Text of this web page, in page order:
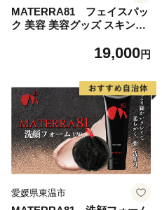
MATERRA81 フェイスパッ
ク 美容 美容グッズ スキンケ
黒ずみ 保湿 ケア クレイ
19,000円
愛媛県東温市